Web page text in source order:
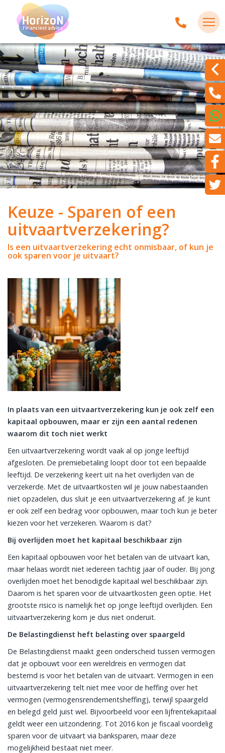
Keuze - Sparen of een
uitvaartverzekering?
Is een uitvaartverzekering echt onmisbaar, of kun je
ook sparen voor je uitvaart?
In plaats van een uitvaartverzekering kun je ook zelf een
kapitaal opbouwen, maar er zijn een aantal redenen
waarom dit toch niet werkt
Een uitvaartverzekering wordt vaak al op jonge leeftijd
afgesloten. De premiebetaling loopt door tot een bepaalde
leeftijd. De verzekering keert uit na het overlijden van de
verzekerde. Met de uitvaartkosten wil je jouw nabestaanden
niet opzadelen, dus sluit je een uitvaartverzekering af. Je kunt
er ook zelf een bedrag voor opbouwen, maar toch kun je beter
kiezen voor het verzekeren. Waarom is dat?
Bij overlijden moet het kapitaal beschikbaar zijn
Een kapitaal opbouwen voor het betalen van de uitvaart kan,
maar helaas wordt niet iedereen tachtig jaar of ouder. Bij jong
overlijden moet het benodigde kapitaal wel beschikbaar zijn.
Daarom is het sparen voor de uitvaartkosten geen optie. Het
grootste risico is namelijk het op jonge leeftijd overlijden. Een
uitvaartverzekering kom je dus niet onderuit.
De Belastingdienst heft belasting over spaargeld
De Belastingdienst maakt geen onderscheid tussen vermogen
dat je opbouwt voor een wereldreis en vermogen dat
bestemd is voor het betalen van de uitvaart. Vermogen in een
uitvaartverzekering telt niet mee voor de heffing over het
vermogen (vermogensrendementsheffing), terwijl spaargeld
en belegd geld juist wel. Bijvoorbeeld voor een lijfrentekapitaal
geldt weer een uitzondering. Tot 2016 kon je fiscaal voordelig
sparen voor de uitvaart via banksparen, maar deze
mogelijkheid bestaat niet meer.